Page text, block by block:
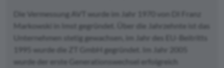
Die Vermessung AVT wurde im Jahr 1970 von DI Franz
Markowski in Imst gegründet. Über die Jahrzehnte ist das
Unternehmen stetig gewachsen, im Jahr des EU-Beitritts
1995 wurde die ZT GmbH gegründet. Im Jahr 2005
wurde der erste Generationswechsel erfolgreich